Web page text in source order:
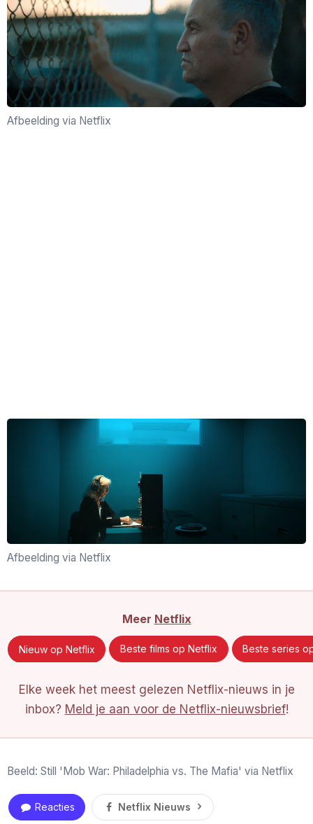
Afbeelding via Netflix
Afbeelding via Netflix
Meer Netflix
Nieuw op Netflix Beste films op Netflix Beste series
Elke week het meest gelezen Netflix-nieuws in je
inbox? Meld je aan voor de Netflix-nieuwsbrief!
Beeld: Still 'Mob War: Philadelphia vs. The Mafia' via Netflix
Reacties Netflix Nieuws